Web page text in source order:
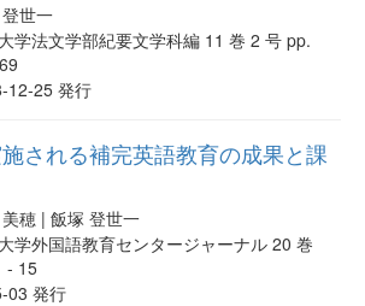
世一
学法文学部紀要文学科編 11 巻 2 号 pp.
12-25 発行
される補完英語教育の成果と課
穂 | 飯塚 登世一
学外国語教育センタージャーナル 20 巻
- 15
03 発行